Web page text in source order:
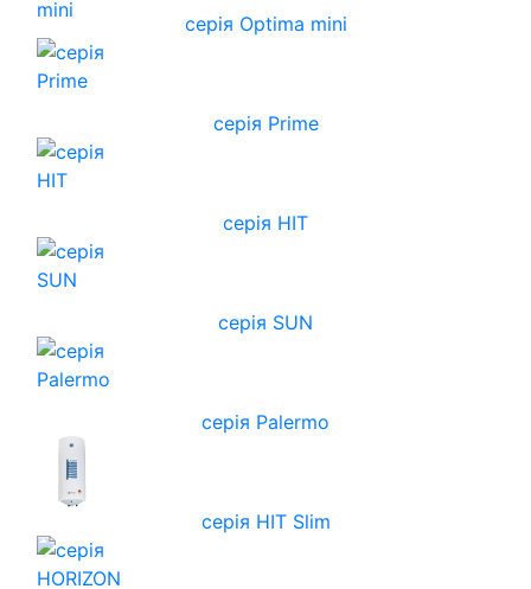
серія Optima mini
серія Prime
серія HIT
серія SUN
серія Palermo
серія HIT Slim